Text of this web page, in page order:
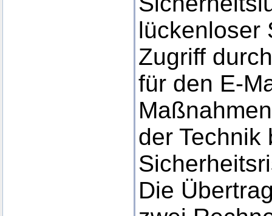
lückenloser
Zugriff
für den E-
der Technik
Die